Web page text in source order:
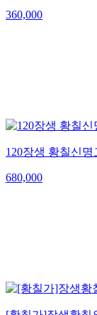
360,000
120장생 황칠신명
680,000